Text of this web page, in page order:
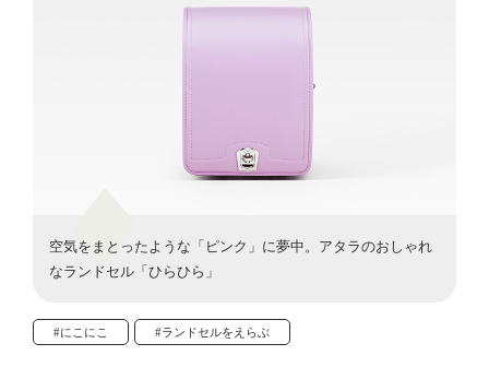
空気をまとったような「ピンク」に夢中。アタラのおしゃれ
なランドセル「ひらひら」
#にこにこ #ランドセルをえらぶ